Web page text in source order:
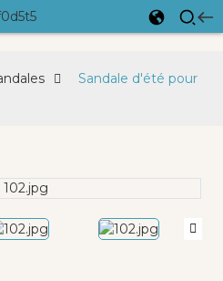
Sandale d'été pour